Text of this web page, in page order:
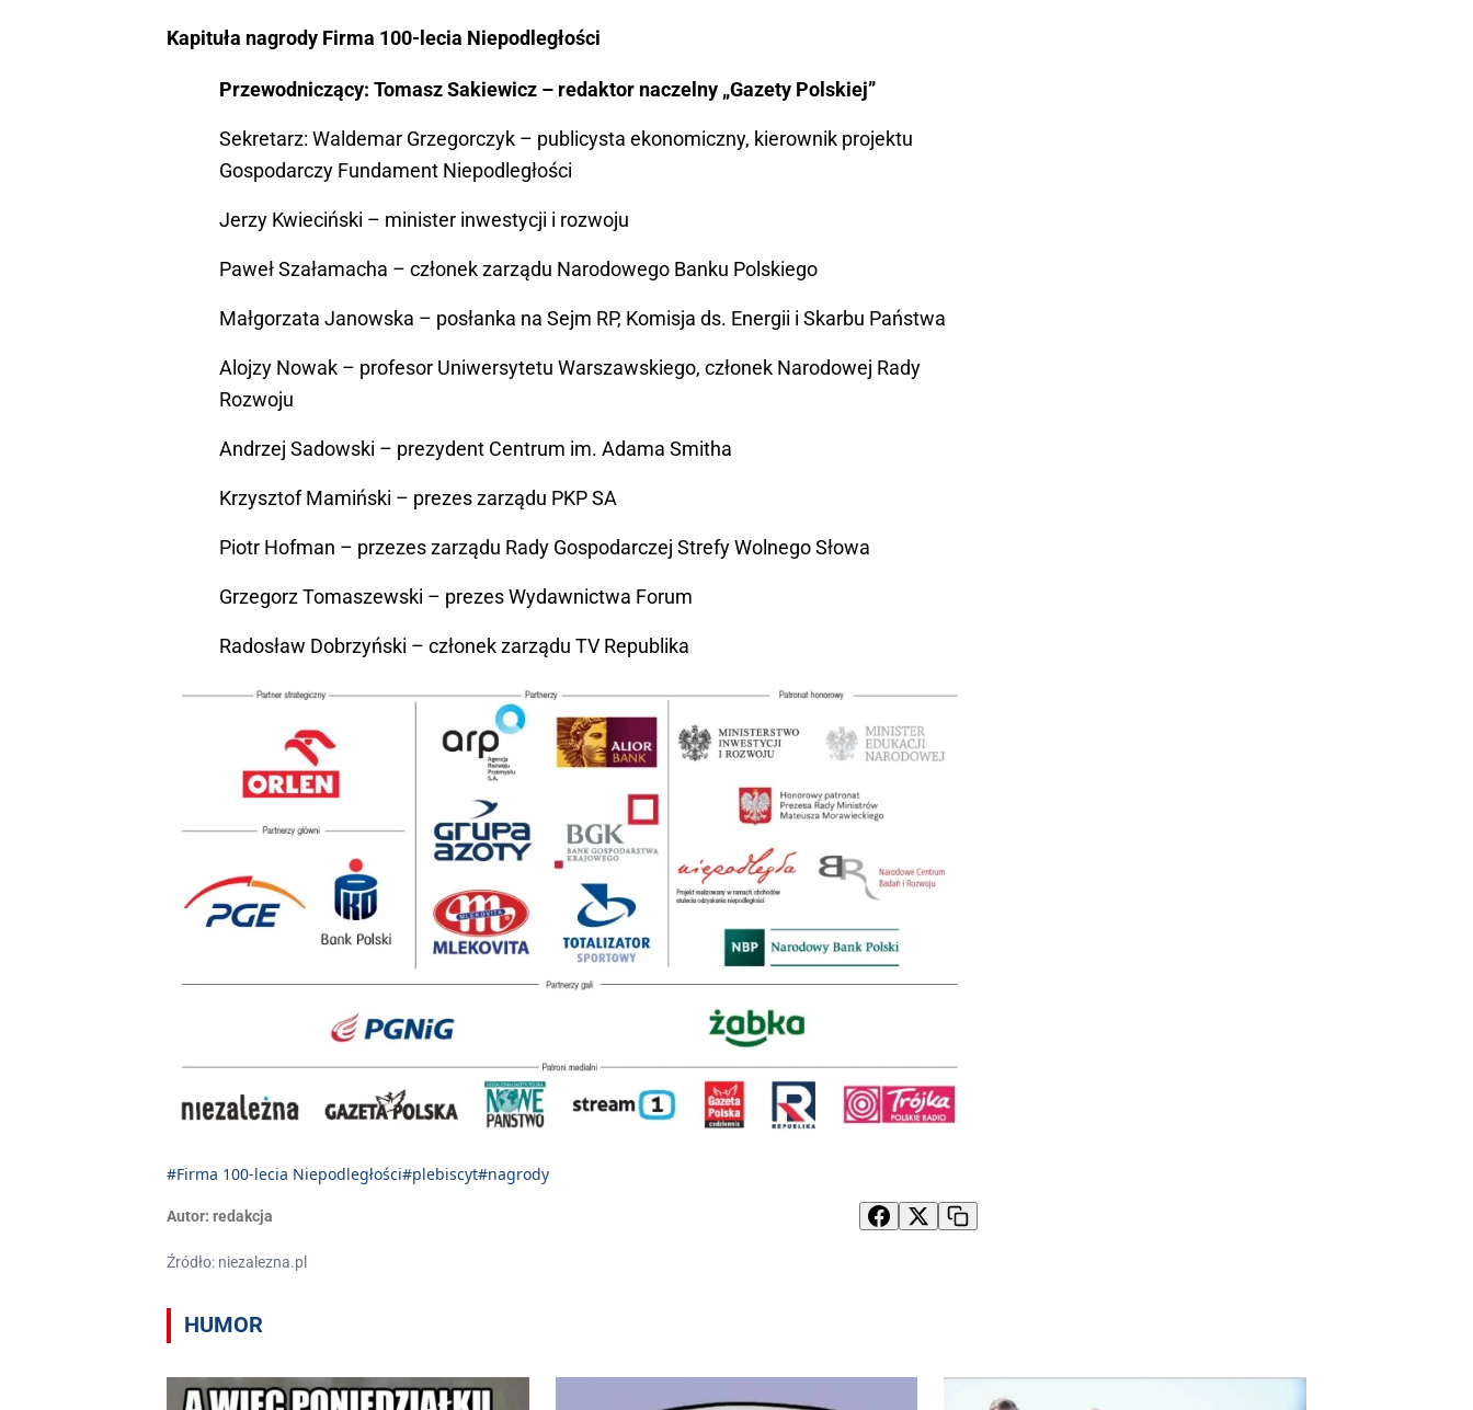
Kapituła nagrody Firma 100-lecia Niepodległości
Przewodniczący: Tomasz Sakiewicz – redaktor naczelny „Gazety Polskiej”
Sekretarz: Waldemar Grzegorczyk – publicysta ekonomiczny, kierownik projektu
Gospodarczy Fundament Niepodległości
Jerzy Kwieciński – minister inwestycji i rozwoju
Paweł Szałamacha – członek zarządu Narodowego Banku Polskiego
Małgorzata Janowska – posłanka na Sejm RP, Komisja ds. Energii i Skarbu Państwa
Alojzy Nowak – profesor Uniwersytetu Warszawskiego, członek Narodowej Rady
Rozwoju
Andrzej Sadowski – prezydent Centrum im. Adama Smitha
Krzysztof Mamiński – prezes zarządu PKP SA
Piotr Hofman – przezes zarządu Rady Gospodarczej Strefy Wolnego Słowa
Grzegorz Tomaszewski – prezes Wydawnictwa Forum
Radosław Dobrzyński – członek zarządu TV Republika
#Firma 100-lecia Niepodległości#plebiscyt#nagrody
Autor: redakcja
Źródło: niezalezna.pl
HUMOR